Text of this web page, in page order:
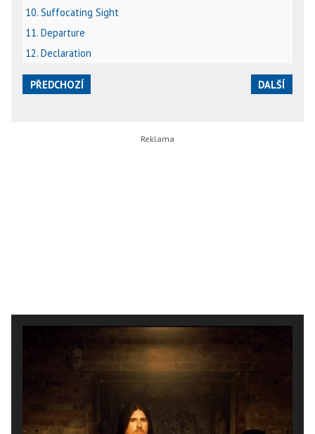
10. Suffocating Sight
11. Departure
12. Declaration
PŘEDCHOZÍ DALŠÍ